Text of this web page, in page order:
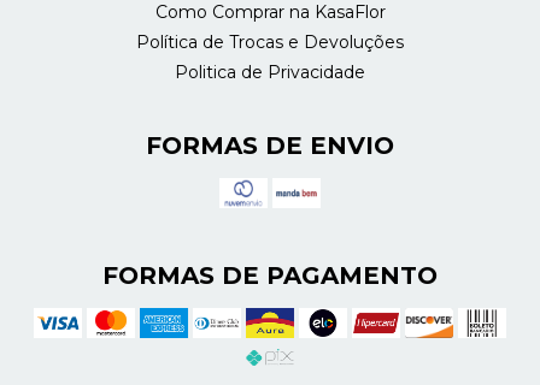
Como Comprar na KasaFlor
Política de Trocas e Devoluções
Politica de Privacidade
FORMAS DE ENVIO
FORMAS DE PAGAMENTO